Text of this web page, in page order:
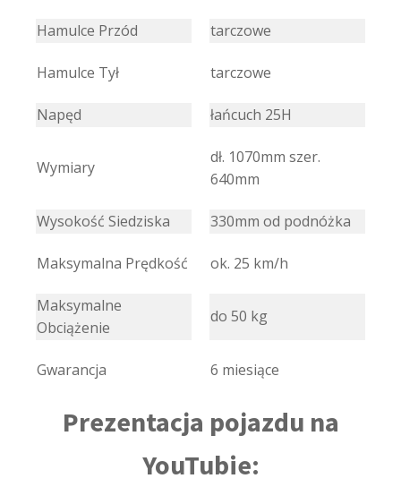
Hamulce Przód tarczowe
Hamulce Tył tarczowe
Napęd łańcuch 25H
Wymiary
dł. 1070mm szer.
640mm
Wysokość Siedziska 330mm od podnóżka
Maksymalna Prędkość ok. 25 km/h
Maksymalne
Obciążenie
do 50 kg
Gwarancja 6 miesiące
Prezentacja pojazdu na
YouTubie: